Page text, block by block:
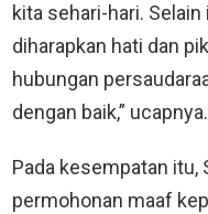
kita sehari-hari.
diharapkan hati dan
hubungan
dengan baik,” ucapnya.
Pada kesempatan itu,
permohonan maaf